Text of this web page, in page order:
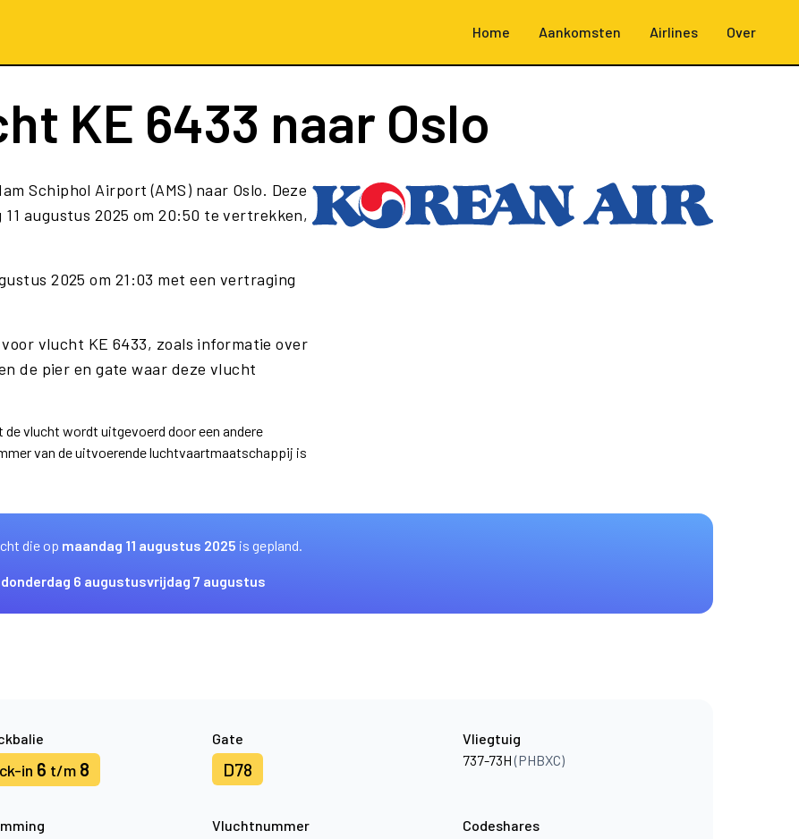
Home Aankomsten Airlines Over
KE 6433 naar Oslo
Schiphol Airport (AMS) naar Oslo. Deze
11 augustus 2025 om 20:50 te vertrekken,
2025 om 21:03 met een vertraging
vlucht KE 6433, zoals informatie over
de pier en gate waar deze vlucht
de vlucht wordt uitgevoerd door een andere
van de uitvoerende luchtvaartmaatschappij is
die op maandag 11 augustus 2025 is gepland.
donderdag 6 augustusvrijdag 7 augustus
in 6 t/m 8
Gate
D78
Vliegtuig
737-73H(PHBXC)
Vluchtnummer
Codeshares